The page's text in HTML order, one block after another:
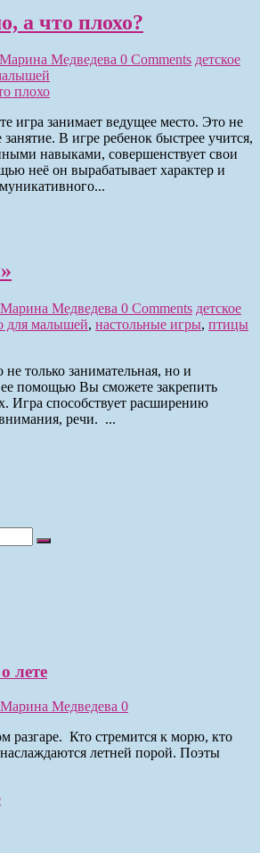
а что плохо?
Марина Медведева 0 Comments детское
игра занимает ведущее место. Это не
занятие. В игре ребенок быстрее учится,
навыками, совершенствует свои
неё он вырабатывает характер и
Марина Медведева 0 Comments детское
для малышей, настольные игры, птицы
только занимательная, но и
помощью Вы сможете закрепить
Игра способствует расширению
речи. ...
лете
Марина Медведева 0
разгаре. Кто стремится к морю, кто
летней порой. Поэты